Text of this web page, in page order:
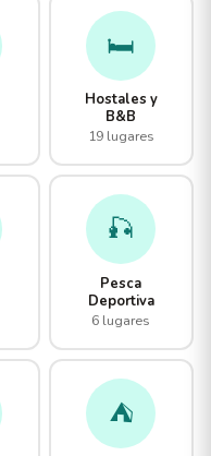
🛏️
Hostales y
B&B
19 lugares
🎣
Pesca
Deportiva
6 lugares
⛺